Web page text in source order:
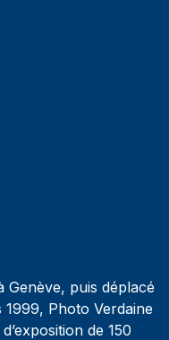
Genève, puis déplacé
1999, Photo Verdaine
de 150